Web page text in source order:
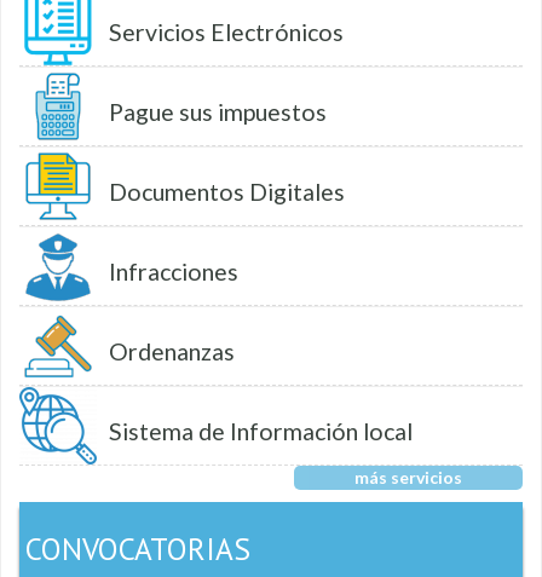
Servicios Electrónicos
Pague sus impuestos
Documentos Digitales
Infracciones
Ordenanzas
Sistema de Información local
más servicios
CONVOCATORIAS